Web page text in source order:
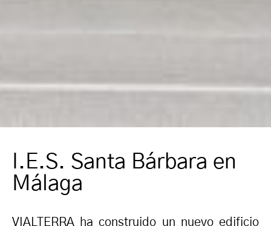
I.E.S. Santa Bárbara en
Málaga
VIALTERRA ha construido un nuevo edificio